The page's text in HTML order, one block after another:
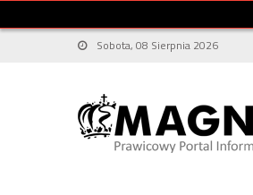
Sobota, 08 Sierpnia 2026